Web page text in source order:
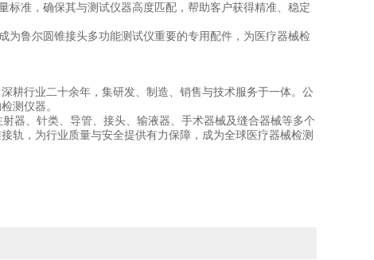
准，确保其与测试仪器高度匹配，帮助客户获得精准、稳定
鲁尔圆锥接头多功能测试仪重要的专用配件，为医疗器械检
耕行业二十余年，集研发、制造、销售与技术服务于一体。公
测仪器。
器、针类、导管、接头、输液器、手术器械及缝合器械等多个
轨，为行业质量与安全提供有力保障，成为全球医疗器械检测